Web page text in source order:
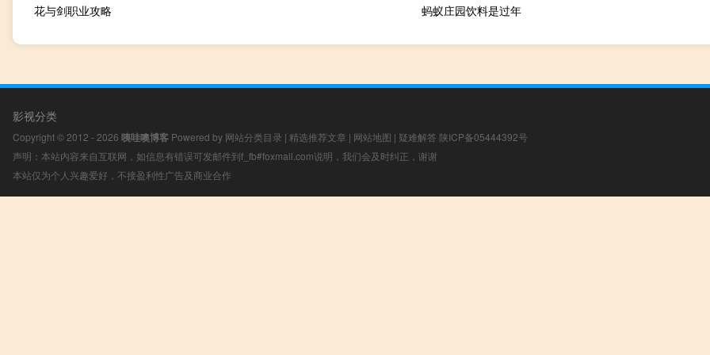
花与剑职业攻略 蚂蚁庄园饮料是过年
影视分类
Copyright © 2012 - 2026 咦哇噢博客 Powered by 网站分类目录 | 精选推荐文章 | 网站地图 | 疑难解答 陕ICP备05444392号
声明：本站内容来自互联网，如信息有错误可发邮件到f_fb#foxmail.com说明，我们会及时纠正，谢谢
本站仅为个人兴趣爱好，不接盈利性广告及商业合作